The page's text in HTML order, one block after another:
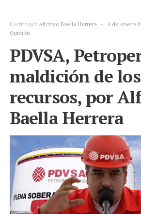
Escrito por Alfonso Baella Herrera • 4 de enero
Opinión
PDVSA,
maldición de los
recursos, por
Baella Herrera